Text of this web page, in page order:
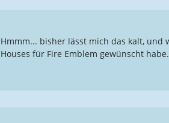
Hmmm... bisher lässt mich das kalt, und
Houses für Fire Emblem gewünscht habe.